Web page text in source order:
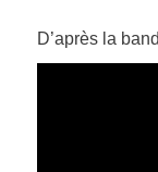
D’après la